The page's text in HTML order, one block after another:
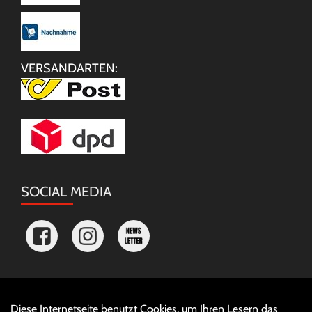
VERSANDARTEN:
SOCIAL MEDIA
Diese Internetseite benutzt Cookies, um Ihren Lesern das